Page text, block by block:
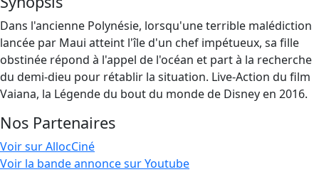
Dans l'ancienne Polynésie, lorsqu'une terrible malédiction
lancée par Maui atteint l'île d'un chef impétueux, sa fille
obstinée répond à l'appel de l'océan et part à la recherche
du demi-dieu pour rétablir la situation. Live-Action du film
Vaiana, la Légende du bout du monde de Disney en 2016.
Nos Partenaires
Voir sur AllocCiné
Voir la bande annonce sur Youtube